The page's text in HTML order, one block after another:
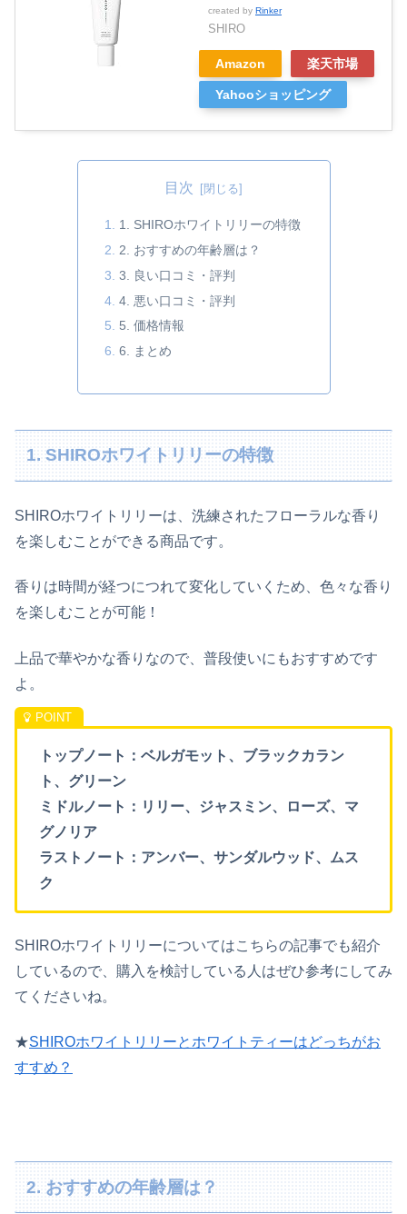
created by Rinker
SHIRO
Amazon 楽天市場
Yahooショッピング
目次
1. SHIROホワイトリリーの特徴
2. おすすめの年齢層は？
3. 良い口コミ・評判
4. 悪い口コミ・評判
5. 価格情報
6. まとめ
1. SHIROホワイトリリーの特徴
SHIROホワイトリリーは、洗練されたフローラルな香り
を楽しむことができる商品です。
香りは時間が経つにつれて変化していくため、色々な香り
を楽しむことが可能！
上品で華やかな香りなので、普段使いにもおすすめです
よ。
トップノート：ベルガモット、ブラックカラン
ト、グリーン
ミドルノート：リリー、ジャスミン、ローズ、マ
グノリア
ラストノート：アンバー、サンダルウッド、ムス
ク
SHIROホワイトリリーについてはこちらの記事でも紹介
しているので、購入を検討している人はぜひ参考にしてみ
てくださいね。
★SHIROホワイトリリーとホワイトティーはどっちがお
すすめ？
2. おすすめの年齢層は？